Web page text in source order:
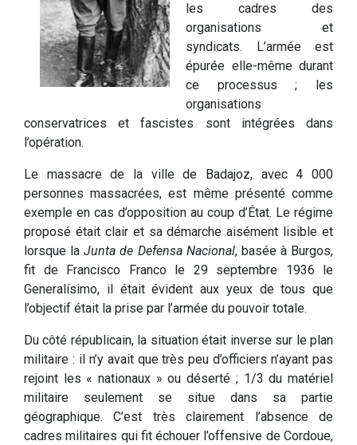
les cadres des
organisations et
syndicats. L’armée est
épurée elle-même durant
ce processus ; les
organisations
conservatrices et fascistes sont intégrées dans
l’opération.
Le massacre de la ville de Badajoz, avec 4 000
personnes massacrées, est même présenté comme
exemple en cas d’opposition au coup d’État. Le régime
proposé était clair et sa démarche aisément lisible et
lorsque laJunta de Defensa Nacional, basée à Burgos,
fit de Francisco Franco le 29 septembre 1936 le
Generalísimo, il était évident aux yeux de tous que
l’objectif était la prise par l’armée du pouvoir totale.
Du côté républicain, la situation était inverse sur le plan
militaire : il n’y avait que très peu d’officiers n’ayant pas
rejoint les « nationaux » ou déserté ; 1/3 du matériel
militaire seulement se situe dans sa partie
géographique. C’est très clairement l’absence de
cadres militaires qui fit échouer l’offensive de Cordoue,